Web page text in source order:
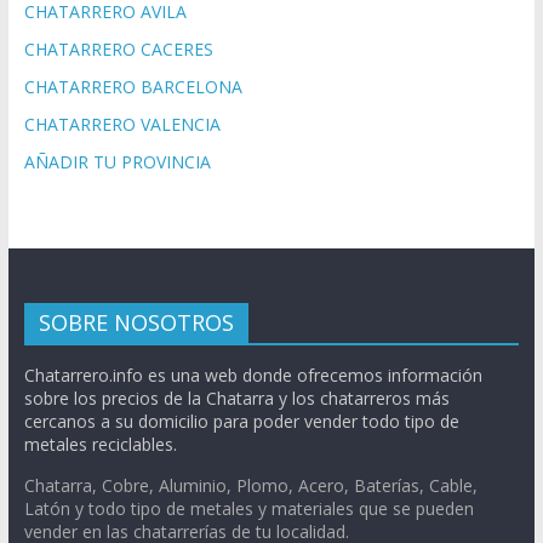
CHATARRERO AVILA
CHATARRERO CACERES
CHATARRERO BARCELONA
CHATARRERO VALENCIA
AÑADIR TU PROVINCIA
SOBRE NOSOTROS
Chatarrero.info es una web donde ofrecemos información
sobre los precios de la Chatarra y los chatarreros más
cercanos a su domicilio para poder vender todo tipo de
metales reciclables.
Chatarra, Cobre, Aluminio, Plomo, Acero, Baterías, Cable,
Latón y todo tipo de metales y materiales que se pueden
vender en las chatarrerías de tu localidad.